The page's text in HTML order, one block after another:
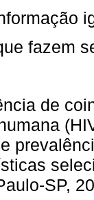
fazem
de
SP,